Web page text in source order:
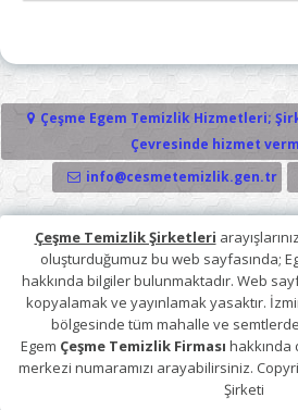
Çeşme Egem Temizlik Hizmetleri;
Çevresinde hizmet
info@cesmetemizlik.gen.tr
Çeşme Temizlik Şirketleri
oluşturduğumuz bu web sayfasında;
hakkında bilgiler bulunmaktadır. Web
kopyalamak ve yayınlamak yasaktır.
bölgesinde tüm mahalle ve
Egem Çeşme Temizlik Firması hakkında
merkezi numaramızı arayabilirsiniz.
Şirketi